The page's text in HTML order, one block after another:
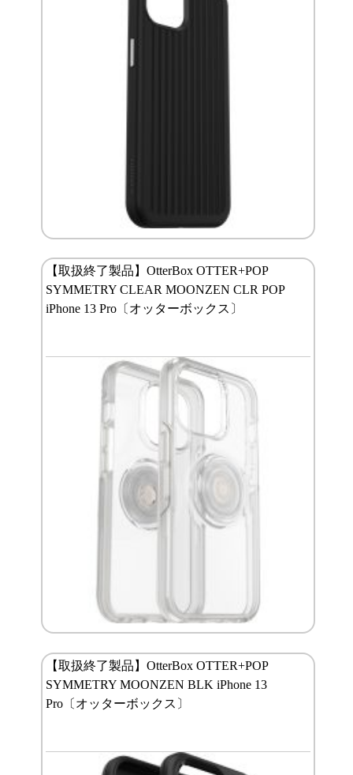
【取扱終了製品】OtterBox OTTER+POP
SYMMETRY CLEAR MOONZEN CLR POP
iPhone 13 Pro〔オッターボックス〕
【取扱終了製品】OtterBox OTTER+POP
SYMMETRY MOONZEN BLK iPhone 13
Pro〔オッターボックス〕